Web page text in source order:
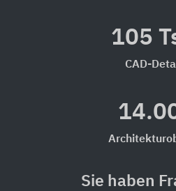
105
CAD-
Sie haben